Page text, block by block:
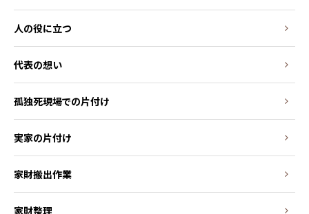
人の役に立つ
代表の想い
孤独死現場での片付け
実家の片付け
家財搬出作業
家財整理